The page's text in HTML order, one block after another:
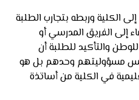
الكلية وربطه بتجارب الطلبة
إلى الفريق المدرسي أو
للوطن والتأكيد للطلبة أن
مسؤوليتهم وحدهم بل هو
في الكلية من أساتذة